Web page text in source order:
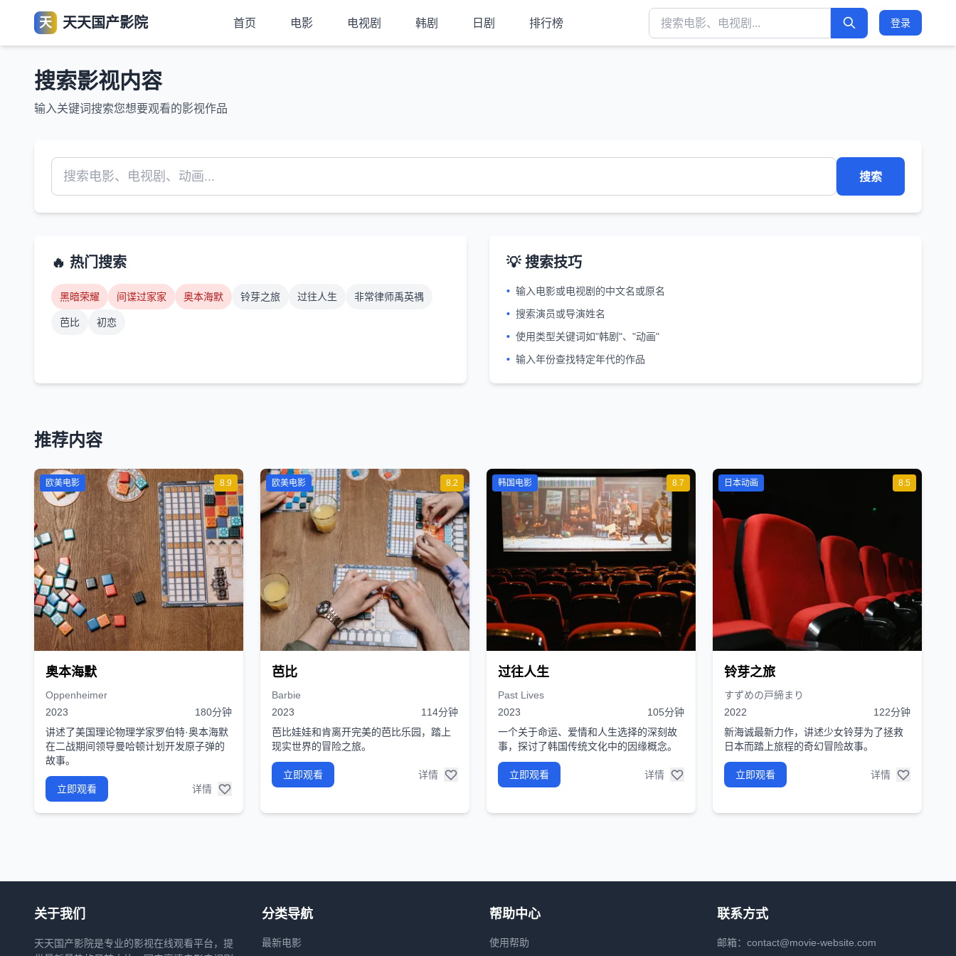
天 天天国产影院 首页 电影 电视剧 韩剧 日剧 排行榜 登录
搜索影视内容
输入关键词搜索您想要观看的影视作品
搜索
🔥 热门搜索
黑暗荣耀 间谍过家家 奥本海默 铃芽之旅 过往人生 非常律师禹英禑
芭比 初恋
💡 搜索技巧
• 输入电影或电视剧的中文名或原名
• 搜索演员或导演姓名
• 使用类型关键词如"韩剧"、"动画"
• 输入年份查找特定年代的作品
推荐内容
8.9
欧美电影
奥本海默
Oppenheimer
2023
180分钟
讲述了美国理论物理学家罗伯特·奥本海默
在二战期间领导曼哈顿计划开发原子弹的
故事。
立即观看 详情
8.2
欧美电影
芭比
Barbie
2023
114分钟
芭比娃娃和肯离开完美的芭比乐园，踏上
现实世界的冒险之旅。
立即观看 详情
8.7
韩国电影
过往人生
Past Lives
2023
105分钟
一个关于命运、爱情和人生选择的深刻故
事，探讨了韩国传统文化中的因缘概念。
立即观看 详情
8.5
日本动画
铃芽之旅
すずめの戸締まり
2022
122分钟
新海诚最新力作，讲述少女铃芽为了拯救
日本而踏上旅程的奇幻冒险故事。
立即观看 详情
关于我们
天天国产影院是专业的影视在线观看平台，提
分类导航
最新电影
帮助中心
使用帮助
联系方式
邮箱：contact@movie-website.com